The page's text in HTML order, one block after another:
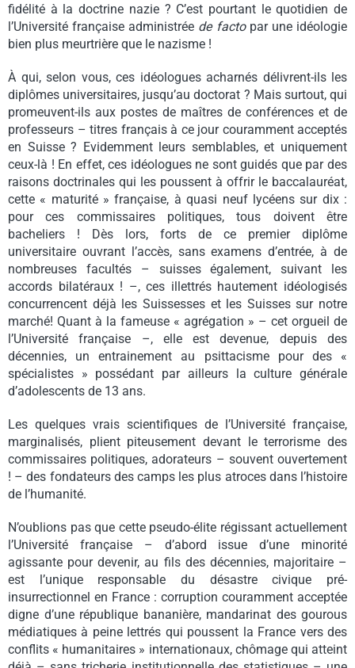
fidélité à la doctrine nazie ? C’est pourtant le quotidien de
l’Université française administrée de factopar une idéologie
bien plus meurtrière que le nazisme !
À qui, selon vous, ces idéologues acharnés délivrent-ils les
diplômes universitaires, jusqu’au doctorat ? Mais surtout, qui
promeuvent-ils aux postes de maîtres de conférences et de
professeurs – titres français à ce jour couramment acceptés
en Suisse ? Evidemment leurs semblables, et uniquement
ceux-là ! En effet, ces idéologues ne sont guidés que par des
raisons doctrinales qui les poussent à offrir le baccalauréat,
cette « maturité » française, à quasi neuf lycéens sur dix :
pour ces commissaires politiques, tous doivent être
bacheliers ! Dès lors, forts de ce premier diplôme
universitaire ouvrant l’accès, sans examens d’entrée, à de
nombreuses facultés – suisses également, suivant les
accords bilatéraux ! –, ces illettrés hautement idéologisés
concurrencent déjà les Suissesses et les Suisses sur notre
marché! Quant à la fameuse « agrégation » – cet orgueil de
l’Université française –, elle est devenue, depuis des
décennies, un entrainement au psittacisme pour des «
spécialistes » possédant par ailleurs la culture générale
d’adolescents de 13 ans.
Les quelques vrais scientifiques de l’Université française,
marginalisés, plient piteusement devant le terrorisme des
commissaires politiques, adorateurs – souvent ouvertement
! – des fondateurs des camps les plus atroces dans l’histoire
de l’humanité.
N’oublions pas que cette pseudo-élite régissant actuellement
l’Université française – d’abord issue d’une minorité
agissante pour devenir, au fils des décennies, majoritaire –
est l’unique responsable du désastre civique pré-
insurrectionnel en France : corruption couramment acceptée
digne d’une république bananière, mandarinat des gourous
médiatiques à peine lettrés qui poussent la France vers des
conflits « humanitaires » internationaux, chômage qui atteint